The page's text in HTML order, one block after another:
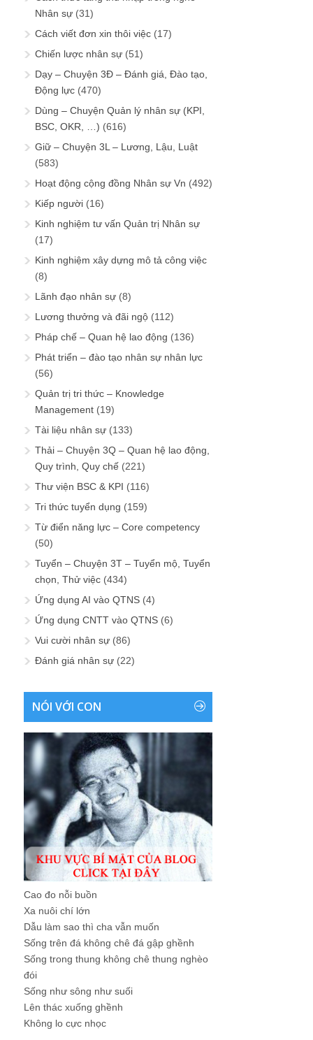
Nhân sự (31)
Cách viết đơn xin thôi việc (17)
Chiến lược nhân sự (51)
Dạy – Chuyện 3Đ – Đánh giá, Đào tạo,
Động lực (470)
Dùng – Chuyện Quản lý nhân sự (KPI,
BSC, OKR, …) (616)
Giữ – Chuyện 3L – Lương, Lậu, Luật
(583)
Hoạt động cộng đồng Nhân sự Vn (492)
Kiếp người (16)
Kinh nghiệm tư vấn Quản trị Nhân sự
(17)
Kinh nghiệm xây dựng mô tả công việc
(8)
Lãnh đạo nhân sự (8)
Lương thưởng và đãi ngộ (112)
Pháp chế – Quan hệ lao động (136)
Phát triển – đào tạo nhân sự nhân lực
(56)
Quản trị tri thức – Knowledge
Management (19)
Tài liệu nhân sự (133)
Thải – Chuyện 3Q – Quan hệ lao động,
Quy trình, Quy chế (221)
Thư viện BSC & KPI (116)
Tri thức tuyển dụng (159)
Từ điển năng lực – Core competency
(50)
Tuyển – Chuyện 3T – Tuyển mộ, Tuyển
chọn, Thử việc (434)
Ứng dụng AI vào QTNS (4)
Ứng dụng CNTT vào QTNS (6)
Vui cười nhân sự (86)
Đánh giá nhân sự (22)
NÓI VỚI CON
Cao đo nỗi buồn
Xa nuôi chí lớn
Dẫu làm sao thì cha vẫn muốn
Sống trên đá không chê đá gập ghềnh
Sống trong thung không chê thung nghèo
đói
Sống như sông như suối
Lên thác xuống ghềnh
Không lo cực nhọc